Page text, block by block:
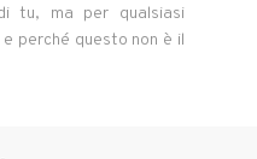
tu, ma per qualsiasi
perché questo non è il